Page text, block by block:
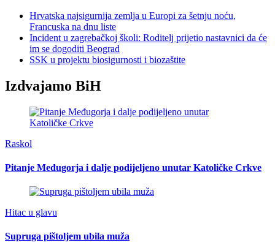
Hrvatska najsigurnija zemlja u Europi za šetnju noću,
Francuska na dnu liste
Incident u zagrebačkoj školi: Roditelj prijetio nastavnici da će
im se dogoditi Beograd
SSK u projektu biosigurnosti i biozaštite
Izdvajamo BiH
Raskol
Pitanje Međugorja i dalje podijeljeno unutar Katoličke Crkve
Hitac u glavu
Supruga pištoljem ubila muža